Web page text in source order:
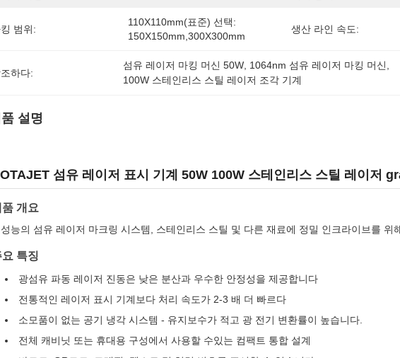
범위:
110X110mm(표준) 선택:
150X150mm,300X300mm
생산 라인 속도:
하다:
섬유 레이저 마킹 머신 50W 1064nm 섬유 레이저 마킹 머신
100W 스테인리스 스틸 레이저 조각 기계
설명
섬유 레이저 표시 기계 50W 100W 스테인리스 스틸 레이저
개요
능의 섬유 레이저 마크링 시스템, 스테인리스 스틸 및 다른 재료에 정밀 인크라이브를 위
특징
광섬유 파동 레이저 진동은 낮은 분산과 우수한 안정성을 제공합니다
전통적인 레이저 표시 기계보다 처리 속도가 2-3 배 더 빠르다
소모품이 없는 공기 냉각 시스템 - 유지보수가 적고 광 전기 변환률이 높습니다.
전체 캐비닛 또는 휴대용 구성에서 사용할 수있는 컴팩트 통합 설계